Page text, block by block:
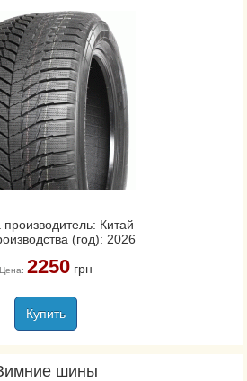
Китай
(год): 2026
Цена: 2250грн
Купить
шины